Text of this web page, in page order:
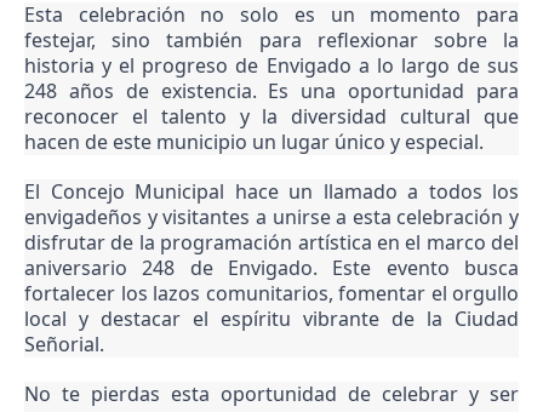
Esta celebración no solo es un momento para
festejar, sino también para reflexionar sobre la
historia y el progreso de Envigado a lo largo de sus
248 años de existencia. Es una oportunidad para
reconocer el talento y la diversidad cultural que
hacen de este municipio un lugar único y especial.
El Concejo Municipal hace un llamado a todos los
envigadeños y visitantes a unirse a esta celebración y
disfrutar de la programación artística en el marco del
aniversario 248 de Envigado. Este evento busca
fortalecer los lazos comunitarios, fomentar el orgullo
local y destacar el espíritu vibrante de la Ciudad
Señorial.
No te pierdas esta oportunidad de celebrar y ser